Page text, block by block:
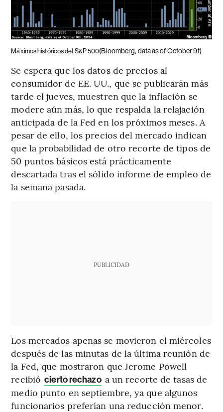
Máximos históricos del S&P 500(Bloomberg, data as of October 9t)
Se espera que los datos de precios al
consumidor de EE. UU., que se publicarán más
tarde el jueves, muestren que la inflación se
modere aún más, lo que respalda la relajación
anticipada de la Fed en los próximos meses. A
pesar de ello, los precios del mercado indican
que la probabilidad de otro recorte de tipos de
50 puntos básicos está prácticamente
descartada tras el sólido informe de empleo de
la semana pasada.
PUBLICIDAD
Los mercados apenas se movieron el miércoles
después de las minutas de la última reunión de
la Fed, que mostraron que Jerome Powell
recibió cierto rechazo a un recorte de tasas de
medio punto en septiembre, ya que algunos
funcionarios preferían una reducción menor.